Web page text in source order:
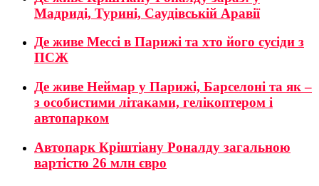
Мадриді, Турині, Саудівській Аравії
Де живе Мессі в Парижі та хто його сусіди з
ПСЖ
Де живе Неймар у Парижі, Барселоні та як –
з особистими літаками, гелікоптером і
автопарком
Автопарк Кріштіану Роналду загальною
вартістю 26 млн євро